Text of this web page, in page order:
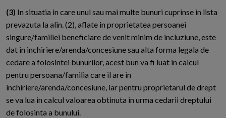
(3) In situatia in care unul sau mai multe bunuri cuprinse in lista
prevazuta la alin. (2), aflate in proprietatea persoanei
singure/familiei beneficiare de venit minim de incluziune, este
dat in inchiriere/arenda/concesiune sau alta forma legala de
cedare a folosintei bunurilor, acest bun va fi luat in calcul
pentru persoana/familia care il are in
inchiriere/arenda/concesiune, iar pentru proprietarul de drept
se va lua in calcul valoarea obtinuta in urma cedarii dreptului
de folosinta a bunului.